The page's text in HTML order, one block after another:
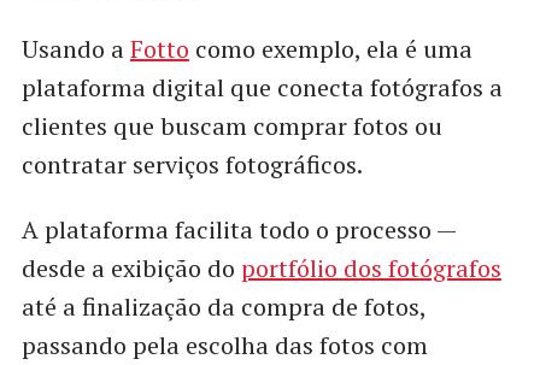
Usando aFotto como exemplo, ela é uma
plataforma digital que conecta fotógrafos a
clientes que buscam comprar fotos ou
contratar serviços fotográficos.
A plataforma facilita todo o processo —
desde a exibição do portfólio dos fotógrafos
até a finalização da compra de fotos,
passando pela escolha das fotos com